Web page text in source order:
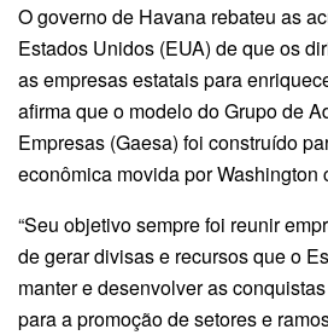
O governo de Havana rebateu as
Estados Unidos (EUA) de que os
as empresas estatais para
afirma que o modelo do Grupo de
Empresas (Gaesa) foi construído
econômica movida por Washington
“Seu objetivo sempre foi reunir
de gerar divisas e recursos que o
manter e desenvolver as
para a promoção de setores e